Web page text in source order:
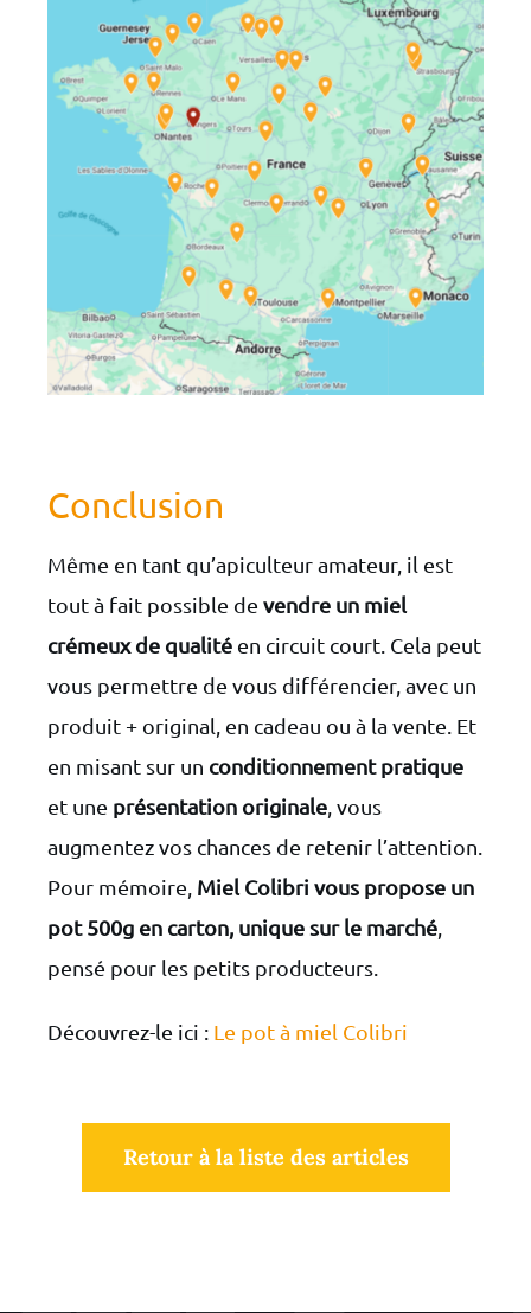
Conclusion
Même en tant qu’apiculteur amateur, il est
tout à fait possible de vendre un miel
crémeux de qualitéen circuit court. Cela peut
vous permettre de vous différencier, avec un
produit + original, en cadeau ou à la vente. Et
en misant sur un conditionnement pratique
et une présentation originale, vous
augmentez vos chances de retenir l’attention.
Pour mémoire, Miel Colibri vous propose un
pot 500g en carton, unique sur le marché,
pensé pour les petits producteurs.
Découvrez-le ici : Le pot à miel Colibri
Retour à la liste des articles